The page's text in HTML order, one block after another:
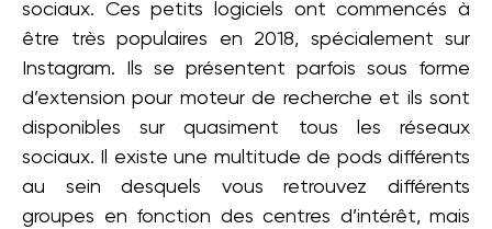
sociaux. Ces petits logiciels ont commencés à
être très populaires en 2018, spécialement sur
Instagram. Ils se présentent parfois sous forme
d’extension pour moteur de recherche et ils sont
disponibles sur quasiment tous les réseaux
sociaux. Il existe une multitude de pods différents
au sein desquels vous retrouvez différents
groupes en fonction des centres d’intérêt, mais